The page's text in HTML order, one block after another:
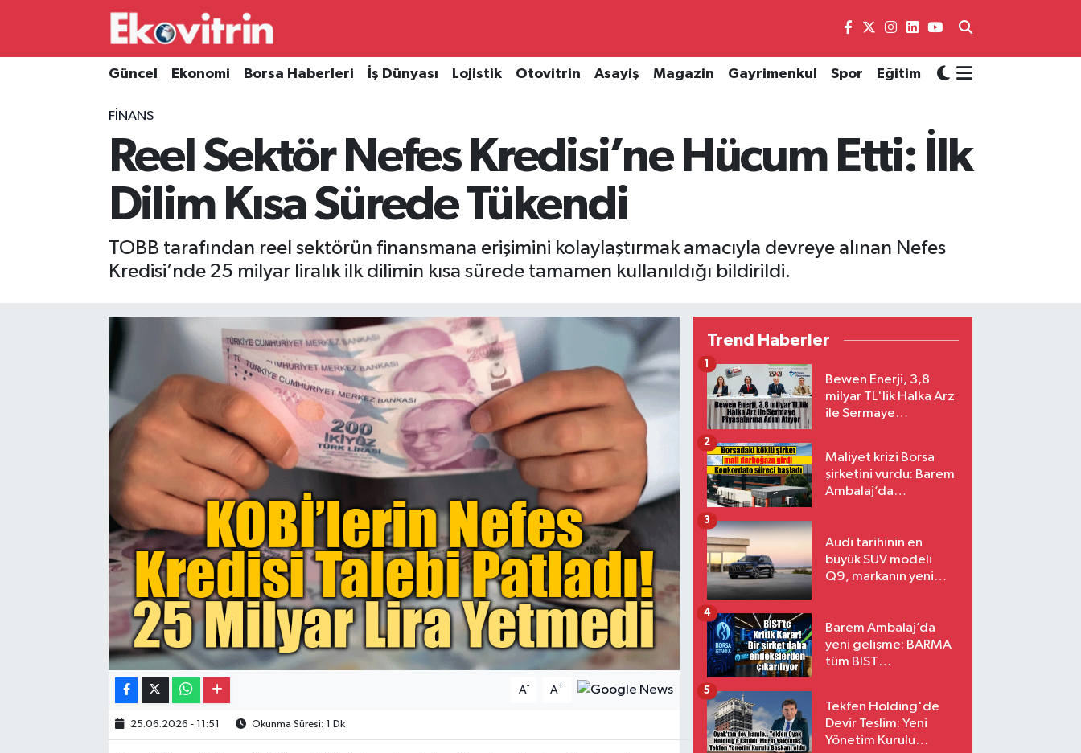
Güncel Ekonomi Borsa Haberleri İş Dünyası Lojistik Otovitrin Asayiş Magazin Gayrimenkul Spor Eğitim
FINANS
Reel Sektör Nefes Kredisi’ne Hücum Etti: İlk
Dilim Kısa Sürede Tükendi
TOBB tarafından reel sektörün finansmana erişimini kolaylaştırmak amacıyla devreye alınan Nefes
Kredisi’nde 25 milyar liralık ilk dilimin kısa sürede tamamen kullanıldığı bildirildi.
A- A+
25.06.2026 - 11:51 Okunma Süresi: 1 Dk
Trend Haberler
Bewen Enerji, 3,8
milyar TL'lik Halka Arz
ile Sermaye
1
Maliyet krizi Borsa
şirketini vurdu: Barem
Ambalaj’da
2
Audi tarihinin en
büyük SUV modeli
Q9, markanın yeni
3
Barem Ambalaj’da
yeni gelişme: BARMA
tüm BIST
4
Tekfen Holding'de
Devir Teslim: Yeni
Yönetim Kurulu
5
Güncel
Borsa Haberleri
Gayrimenkul
Hava Durumu
Süper Lig Puan Durumu ve Fikstür
Tüm Manşetler
Haber Arşivi